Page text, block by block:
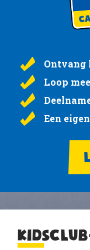
Ontvang
Loop
Een